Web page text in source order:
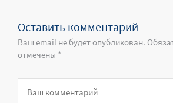
Оставить комментарий
Ваш email не будет опубликован.
отмечены *